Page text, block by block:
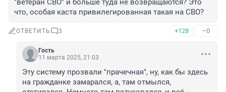
"ветеран СВО" и больше туда не возвращаются? Это
что, особая каста привилегированная такая на СВО?
ОТВЕТИТЬ 3 +128 –0
Гость
11 марта 2025, 21:03
Эту систему прозвали "прачечная", ну, как бы здесь
на гражданке замарался, а, там отмылся,